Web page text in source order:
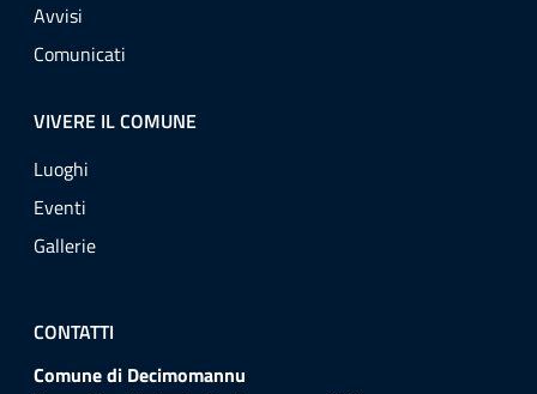
Avvisi
Comunicati
VIVERE IL COMUNE
Luoghi
Eventi
Gallerie
CONTATTI
Comune di Decimomannu